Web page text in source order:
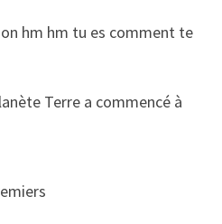
hm hm tu es comment te
Terre a commencé à